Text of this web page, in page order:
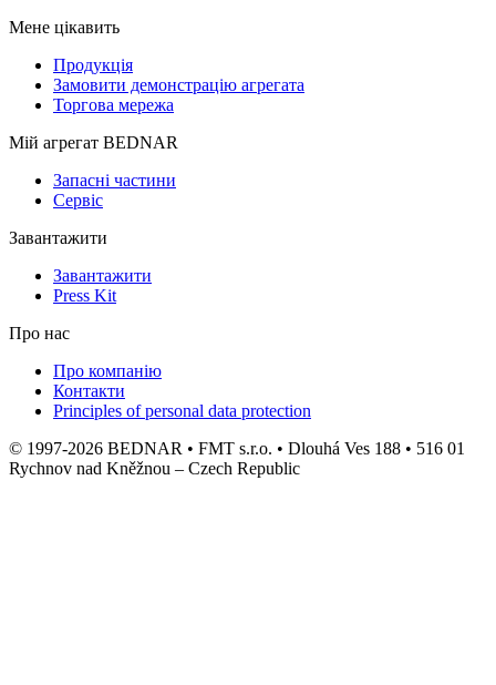
Мене цікавить
Продукція
Замовити демонстрацію агрегата
Торгова мережа
Мій агрегат BEDNAR
Запасні частини
Сервіс
Завантажити
Завантажити
Press Kit
Про нас
Про компанію
Контакти
Principles of personal data protection
© 1997-2026 BEDNAR • FMT s.r.o. • Dlouhá Ves 188 • 516 01
Rychnov nad Kněžnou – Czech Republic